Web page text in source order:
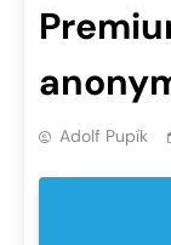
Adolf Pupík